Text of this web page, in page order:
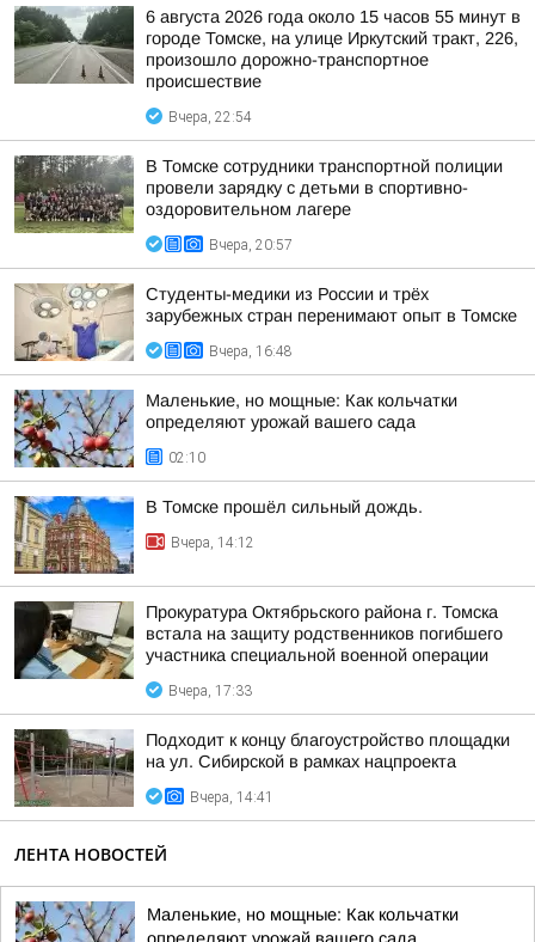
6 августа 2026 года около 15 часов 55 минут в
городе Томске, на улице Иркутский тракт, 226,
произошло дорожно-транспортное
происшествие
Вчера, 22:54
В Томске сотрудники транспортной полиции
провели зарядку с детьми в спортивно-
оздоровительном лагере
Вчера, 20:57
Студенты-медики из России и трёх
зарубежных стран перенимают опыт в Томске
Вчера, 16:48
Маленькие, но мощные: Как кольчатки
определяют урожай вашего сада
02:10
В Томске прошёл сильный дождь.
Вчера, 14:12
Прокуратура Октябрьского района г. Томска
встала на защиту родственников погибшего
участника специальной военной операции
Вчера, 17:33
Подходит к концу благоустройство площадки
на ул. Сибирской в рамках нацпроекта
Вчера, 14:41
ЛЕНТА НОВОСТЕЙ
Маленькие, но мощные: Как кольчатки